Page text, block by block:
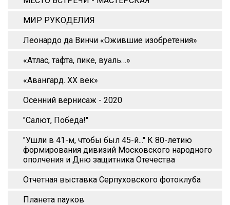
МИР РУКОДЕЛИЯ
Леонардо да Винчи «Ожившие изобретения»
«Атлас, тафта, пике, вуаль…»
«Авангард. XX век»
Осенний вернисаж - 2020
"Салют, Победа!"
"Ушли в 41-м, чтобы был 45-й..." К 80-летию
формирования дивизий Московского народного
ополчения и Дню защитника Отечества
Отчетная выставка Серпуховского фотоклуба
Планета пауков